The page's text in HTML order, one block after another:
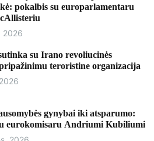
r
pokalbis su europarlamentaru
2026
su Irano revoliucinės
teroristine organizacija
gynybai iki atsparumo:
eurokomisaru Andriumi Kubiliumi